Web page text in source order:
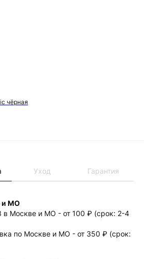
чёрная
Уход Гарантия
и МО
Москве и МО - от 100 ₽ (срок: 2-4
по Москве и МО - от 350 ₽ (срок: